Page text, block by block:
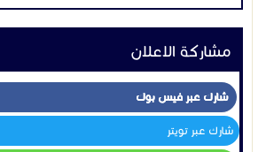
https://caluaniemuelearus.com/lo/
https://caluaniemuelearus.com/vi/
trailers for sale South Africa
مشاركة الاعلان
شارك عبر فيس بوك
شارك عبر تويتر